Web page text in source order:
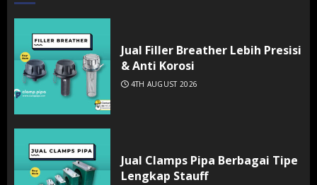
Jual Filler Breather Lebih Presisi
& Anti Korosi
4TH AUGUST 2026
Jual Clamps Pipa Berbagai Tipe
Lengkap Stauff